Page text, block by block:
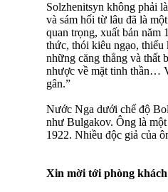
Solzhenitsyn không phải
và sám hối từ lâu đã là
quan trọng, xuất bản năm
thức, thói kiêu ngạo,
những căng thẳng và thất
nhược về mặt tinh thần…
gân.”
Nước Nga dưới chế độ
như Bulgakov. Ông là
1922. Nhiều độc giả của
Xin mời tới phòng